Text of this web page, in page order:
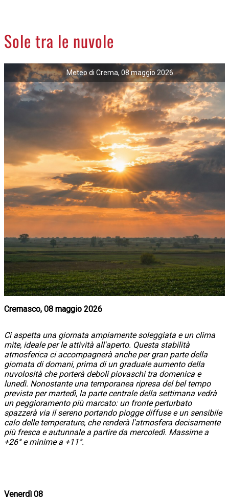
LA PIAZZA
ANIMALI
NECROLOGI
ACCEDI
Sole tra le nuvole
Meteo di Crema, 08 maggio 2026
Cremasco, 08 maggio 2026
Ci aspetta una giornata ampiamente soleggiata e un clima
mite, ideale per le attività all'aperto. Questa stabilità
atmosferica ci accompagnerà anche per gran parte della
giornata di domani, prima di un graduale aumento della
nuvolosità che porterà deboli piovaschi tra domenica e
lunedì. Nonostante una temporanea ripresa del bel tempo
prevista per martedì, la parte centrale della settimana vedrà
un peggioramento più marcato: un fronte perturbato
spazzerà via il sereno portando piogge diffuse e un sensibile
calo delle temperature, che renderà l'atmosfera decisamente
più fresca e autunnale a partire da mercoledì. Massime a
+26° e minime a +11°.
Venerdì 08